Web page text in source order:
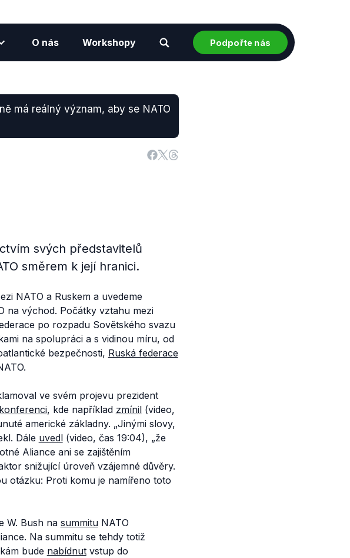
O nás Workshopy Podpořte nás
má reálný význam, aby se NATO
svých představitelů
směrem k její hranici.
NATO a Ruskem a uvedeme
na východ. Počátky vztahu mezi
po rozpadu Sovětského svazu
na spolupráci a s vidinou míru, od
bezpečnosti, Ruská federace
ve svém projevu prezident
konferenci, kde například zmínil(video,
americké základny. „Jinými slovy,
Dále uvedl(video, čas 19:04), „že
Aliance ani se zajištěním
snižující úroveň vzájemné důvěry.
otázku: Proti komu je namířeno toto
W. Bush na summituNATO
Na summitu se tehdy totiž
bude nabídnutvstup do